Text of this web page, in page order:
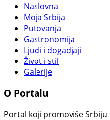
Naslovna
Moja Srbija
Putovanja
Gastronomija
Ljudi i dogadjaji
Život i stil
Galerije
O Portalu
Portal koji promoviše